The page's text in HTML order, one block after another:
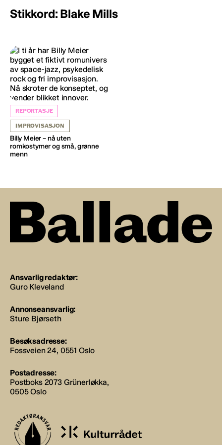
Stikkord: Blake Mills
REPORTASJE
IMPROVISASJON
Billy Meier – nå uten
romkostymer og små, grønne
menn
Ansvarlig redaktør:
Guro Kleveland
Annonseansvarlig:
Sture Bjørseth
Besøksadresse:
Fossveien 24, 0551 Oslo
Postadresse:
Postboks 2073 Grünerløkka,
0505 Oslo